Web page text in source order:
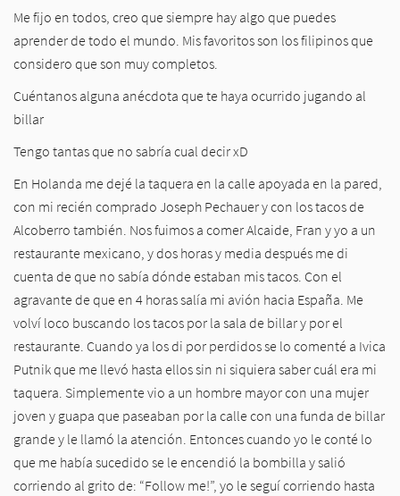
Me fijo en todos, creo que siempre hay algo que puedes
aprender de todo el mundo. Mis favoritos son los filipinos que
considero que son muy completos.
Cuéntanos alguna anécdota que te haya ocurrido jugando al
billar
Tengo tantas que no sabría cual decir xD
En Holanda me dejé la taquera en la calle apoyada en la pared,
con mi recién comprado Joseph Pechauer y con los tacos de
Alcoberro también. Nos fuimos a comer Alcaide, Fran y yo a un
restaurante mexicano, y dos horas y media después me di
cuenta de que no sabía dónde estaban mis tacos. Con el
agravante de que en 4 horas salía mi avión hacia España. Me
volví loco buscando los tacos por la sala de billar y por el
restaurante. Cuando ya los di por perdidos se lo comenté a Ivica
Putnik que me llevó hasta ellos sin ni siquiera saber cuál era mi
taquera. Simplemente vio a un hombre mayor con una mujer
joven y guapa que paseaban por la calle con una funda de billar
grande y le llamó la atención. Entonces cuando yo le conté lo
que me había sucedido se le encendió la bombilla y salió
corriendo al grito de: “Follow me!”, yo le seguí corriendo hasta